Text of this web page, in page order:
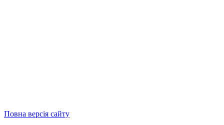
Повна версія сайту